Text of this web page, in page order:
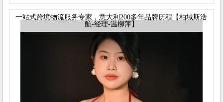
一站式跨境物流服务专家，意大利200多年品牌历程【柏域斯浩
航-经理-温柳萍】